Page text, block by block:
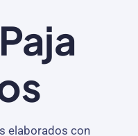
elaborados con